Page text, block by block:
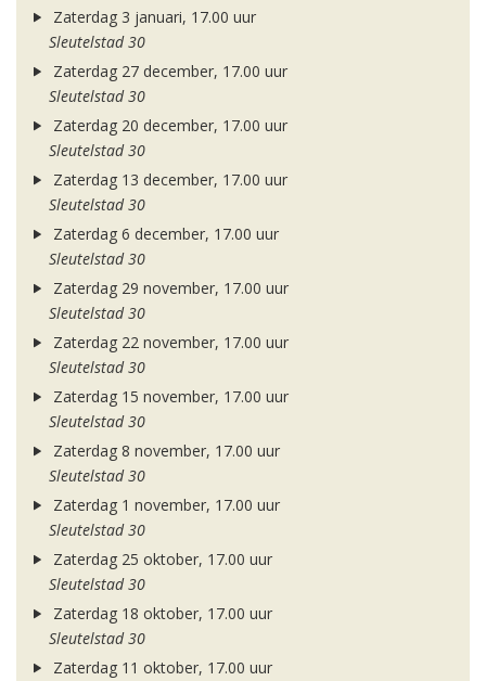
Zaterdag 3 januari, 17.00 uur
Sleutelstad 30
Zaterdag 27 december, 17.00 uur
Sleutelstad 30
Zaterdag 20 december, 17.00 uur
Sleutelstad 30
Zaterdag 13 december, 17.00 uur
Sleutelstad 30
Zaterdag 6 december, 17.00 uur
Sleutelstad 30
Zaterdag 29 november, 17.00 uur
Sleutelstad 30
Zaterdag 22 november, 17.00 uur
Sleutelstad 30
Zaterdag 15 november, 17.00 uur
Sleutelstad 30
Zaterdag 8 november, 17.00 uur
Sleutelstad 30
Zaterdag 1 november, 17.00 uur
Sleutelstad 30
Zaterdag 25 oktober, 17.00 uur
Sleutelstad 30
Zaterdag 18 oktober, 17.00 uur
Sleutelstad 30
Zaterdag 11 oktober, 17.00 uur